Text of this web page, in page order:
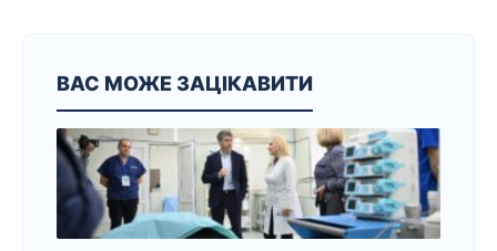
ВАС МОЖЕ ЗАЦІКАВИТИ